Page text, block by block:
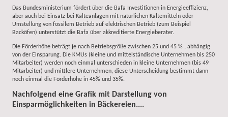
Das Bundesministerium fördert über die Bafa Investitionen in Energieeffizienz,
aber auch bei Einsatz bei Kälteanlagen mit natürlichen Kältemitteln oder
Umstellung von fossilem Betrieb auf elektrischen Betrieb (zum Beispiel
Backöfen) unterstützt die Bafa über akkreditierte Energieberater.
Die Förderhöhe beträgt je nach Betriebsgröße zwischen 25 und 45 % , abhängig
von der Einsparung. Die KMUs (kleine und mittelständische Unternehmen bis 250
Mitarbeiter) werden noch einmal unterschieden in kleine Unternehmen (bis 49
Mitarbeiter) und mittlere Unternehmen, diese Unterscheidung bestimmt dann
noch einmal die Förderhöhe in 45% und 35%.
Nachfolgend eine Grafik mit Darstellung von
Einsparmöglichkeiten in Bäckereien....